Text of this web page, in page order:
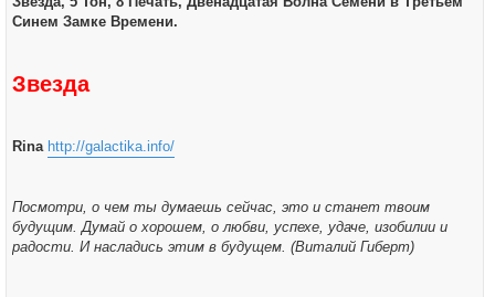
щ
е
Синем Замке Времени.
Звезда
Rina http://galactika.info/
Посмотри, о чем ты думаешь сейчас, это и станет твоим
будущим. Думай о хорошем, о любви, успехе, удаче, изобилии и
радости. И насладись этим в будущем. (Виталий Гиберт)